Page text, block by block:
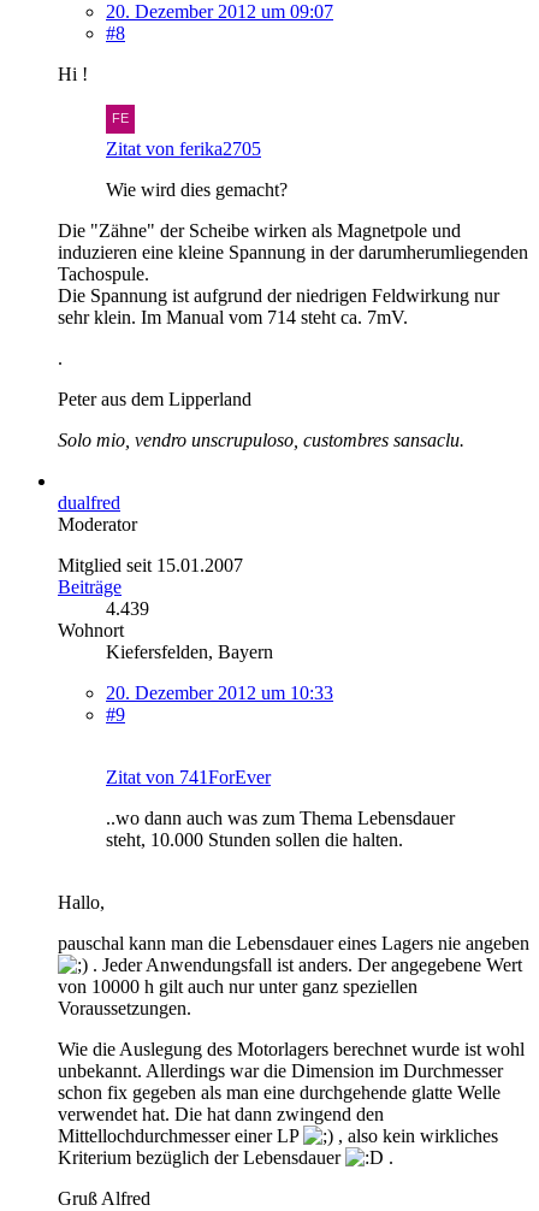
20. Dezember 2012 um 09:07
#8
Hi !
Zitat von ferika2705
Wie wird dies gemacht?
Die "Zähne" der Scheibe wirken als Magnetpole und
induzieren eine kleine Spannung in der darumherumliegenden
Tachospule.
Die Spannung ist aufgrund der niedrigen Feldwirkung nur
sehr klein. Im Manual vom 714 steht ca. 7mV.
.
Peter aus dem Lipperland
Solo mio, vendro unscrupuloso, custombres sansaclu.
dualfred
Moderator
Mitglied seit 15.01.2007
Beiträge
4.439
Wohnort
Kiefersfelden, Bayern
20. Dezember 2012 um 10:33
#9
Zitat von 741ForEver
..wo dann auch was zum Thema Lebensdauer
steht, 10.000 Stunden sollen die halten.
Hallo,
pauschal kann man die Lebensdauer eines Lagers nie angeben
. Jeder Anwendungsfall ist anders. Der angegebene Wert
von 10000 h gilt auch nur unter ganz speziellen
Voraussetzungen.
Wie die Auslegung des Motorlagers berechnet wurde ist wohl
unbekannt. Allerdings war die Dimension im Durchmesser
schon fix gegeben als man eine durchgehende glatte Welle
verwendet hat. Die hat dann zwingend den
Mittellochdurchmesser einer LP
, also kein wirkliches
Kriterium bezüglich der Lebensdauer
.
Gruß Alfred